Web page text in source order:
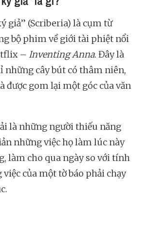
giả” (Scriberia) là cụm từ
bộ phim về giới tài phiệt nổi
– Inventing Anna. Đây là
những cây bút có thâm niên,
được gom lại một góc của văn
là những người thiếu năng
những việc họ làm lúc này
làm cho qua ngày so với tính
việc của một tờ báo phải chạy